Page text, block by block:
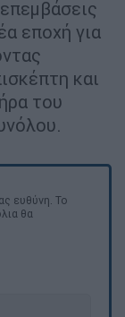
εποχή για
και
του
ευθύνη. Το
θα